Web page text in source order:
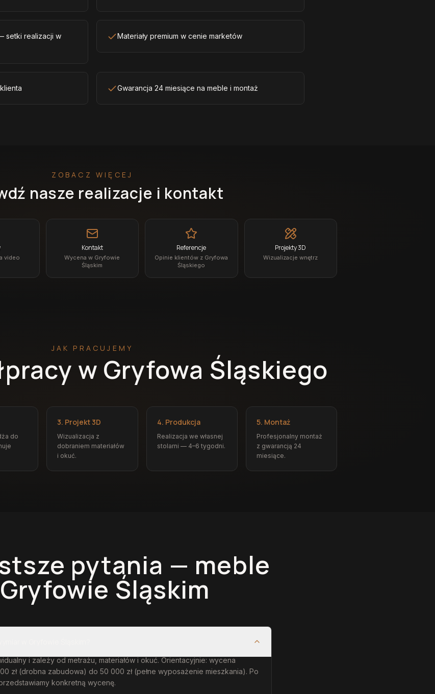
setki realizacji w
Materiały premium w cenie marketów
Gwarancja 24 miesiące na meble i montaż
ZOBACZ WIĘCEJ
nasze realizacje i kontakt
video
Kontakt
Wycena w Gryfowie
Śląskim
Referencje
Opinie klientów z Gryfowa
Śląskiego
Projekty 3D
Wizualizacje wnętrz
JAK PRACUJEMY
w Gryfowa Śląskiego
do
3. Projekt 3D
Wizualizacja z
dobraniem materiałów
i okuć.
4. Produkcja
Realizacja we własnej
stolarni — 4–6 tygodni.
5. Montaż
Profesjonalny montaż
z gwarancją 24
miesiące.
pytania — meble
Śląskim
i zależy od metrażu, materiałów i okuć. Orientacyjnie: wycena
zł (drobna zabudowa) do 50 000 zł (pełne wyposażenie mieszkania). Po
konkretną wycenę.